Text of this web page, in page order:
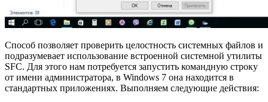
Способ позволяет проверить целостность системных файлов и
подразумевает использование встроенной системной утилиты
SFC. Для этого нам потребуется запустить командную строку
от имени администратора, в Windows 7 она находится в
стандартных приложениях. Выполняем следующие действия: